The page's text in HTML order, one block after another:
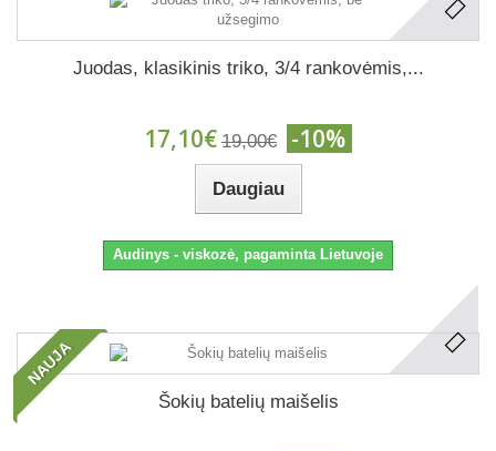
Juodas, klasikinis triko, 3/4 rankovėmis,...
17,10€ 19,00€ -10%
Daugiau
Audinys - viskozė, pagaminta Lietuvoje
NAUJA
Šokių batelių maišelis